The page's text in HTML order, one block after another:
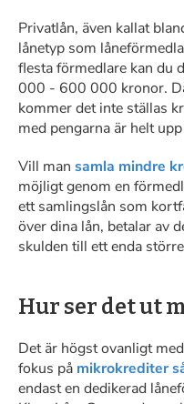
Privatlån, även kallat
lånetyp som
flesta förmedlare kan du
000 - 600 000 kronor.
kommer det inte ställas
med pengarna är helt
Vill man samla mindre
möjligt genom en
ett samlingslån som
över dina lån, betalar av
skulden till ett enda
Hur ser det ut
Det är högst ovanligt
fokus på mikrokrediter
endast en dedikerad